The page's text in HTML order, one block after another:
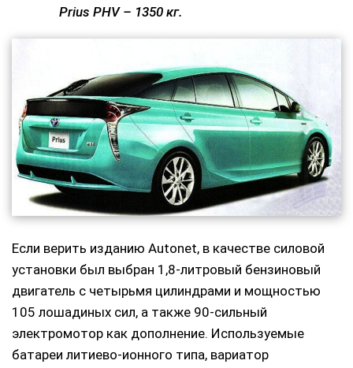
Prius PHV – 1350 кг.
Если верить изданию Autonet, в качестве силовой
установки был выбран 1,8-литровый бензиновый
двигатель с четырьмя цилиндрами и мощностью
105 лошадиных сил, а также 90-сильный
электромотор как дополнение. Используемые
батареи литиево-ионного типа, вариатор